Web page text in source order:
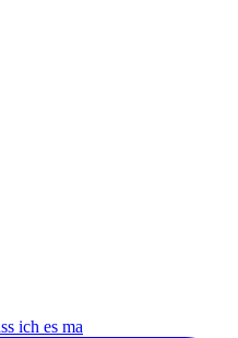
ich es ma